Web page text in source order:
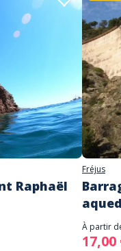
Raphaël
Fréjus
À partir
17,00